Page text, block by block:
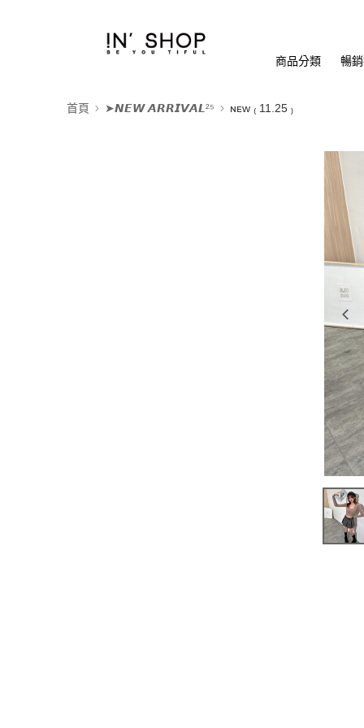
商品分類 暢
首頁 ➤𝙉𝙀𝙒 𝘼𝙍𝙍𝙄𝙑𝘼𝙇²⁵ ɴᴇᴡ ₍ 11.25 ₎